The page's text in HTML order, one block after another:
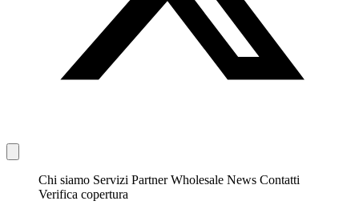
Chi siamo Servizi Partner Wholesale News Contatti
Verifica copertura